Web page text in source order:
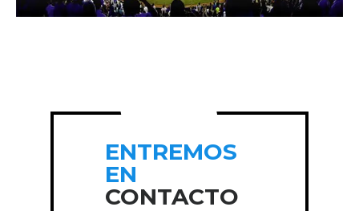
ENTREMOS
EN
CONTACTO